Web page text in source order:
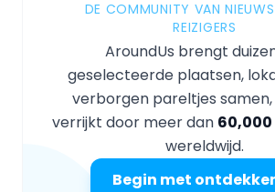
DE COMMUNITY VAN
REIZIGERS
AroundUs brengt
geselecteerde plaatsen,
verborgen pareltjes samen,
verrijkt door meer dan
wereldwijd.
Begin met